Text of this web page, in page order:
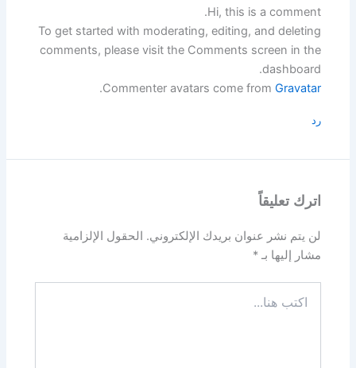
Hi, this is a comment.
To get started with moderating, editing, and deleting
comments, please visit the Comments screen in the
dashboard.
Commenter avatars come from Gravatar
.
رد
اترك تعليقاً
لن يتم نشر عنوان بريدك الإلكتروني. الحقول الإلزامية
مشار إليها بـ*
هنا...